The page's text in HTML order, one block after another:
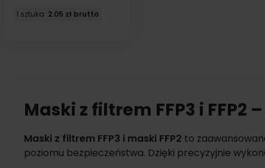
1 sztuka: 2.05 zł brutto
Maski z filtrem FFP3 i
Maski z filtrem FFP3 i maski FFP2 to
poziomu bezpieczeństwa. Dzięki precyzyjnie